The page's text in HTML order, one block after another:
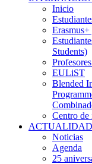
Inicio
Students)
EULiST
Blended
Centro de
ACTUALIDAD
Noticias
Agenda
25